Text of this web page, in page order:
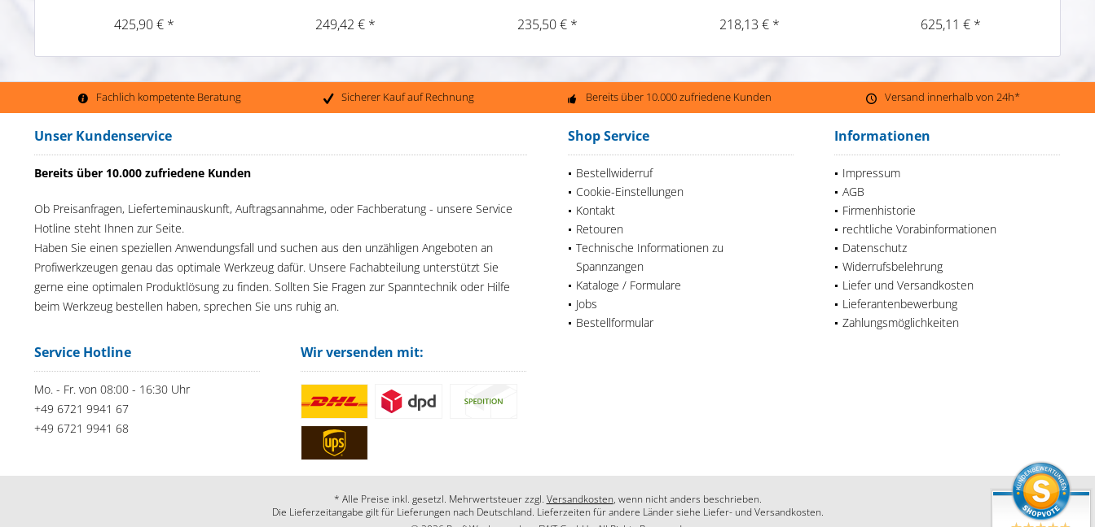
425,90 € * 249,42 € * 235,50 € * 218,13 € * 625,11 € *
Fachlich kompetente Beratung Sicherer Kauf auf Rechnung Bereits über 10.000 zufriedene Kunden Versand innerhalb von 24h*
Unser Kundenservice
Bereits über 10.000 zufriedene Kunden
Ob Preisanfragen, Lieferteminauskunft, Auftragsannahme, oder Fachberatung - unsere Service
Hotline steht Ihnen zur Seite.
Haben Sie einen speziellen Anwendungsfall und suchen aus den unzähligen Angeboten an
Profiwerkzeugen genau das optimale Werkzeug dafür. Unsere Fachabteilung unterstützt Sie
gerne eine optimalen Produktlösung zu finden. Sollten Sie Fragen zur Spanntechnik oder Hilfe
beim Werkzeug bestellen haben, sprechen Sie uns ruhig an.
Shop Service
Bestellwiderruf
Cookie-Einstellungen
Kontakt
Retouren
Technische Informationen zu
Spannzangen
Kataloge / Formulare
Jobs
Bestellformular
Informationen
Impressum
AGB
Firmenhistorie
rechtliche Vorabinformationen
Datenschutz
Widerrufsbelehrung
Liefer und Versandkosten
Lieferantenbewerbung
Zahlungsmöglichkeiten
Service Hotline
Mo. - Fr. von 08:00 - 16:30 Uhr
+49 6721 9941 67
+49 6721 9941 68
Wir versenden mit:
* Alle Preise inkl. gesetzl. Mehrwertsteuer zzgl. Versandkosten, wenn nicht anders beschrieben.
Die Lieferzeitangabe gilt für Lieferungen nach Deutschland. Lieferzeiten für andere Länder siehe Liefer- und Versandkosten.